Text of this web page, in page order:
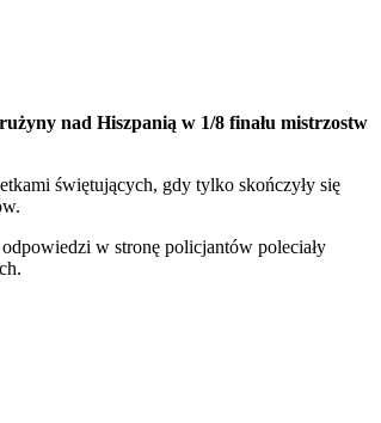
nad Hiszpanią w 1/8 finału mistrzostw
świętujących, gdy tylko skończyły się
w stronę policjantów poleciały